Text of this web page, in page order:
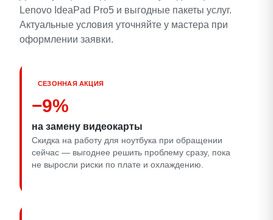
Lenovo IdeaPad Pro5 и выгодные пакеты услуг.
Актуальные условия уточняйте у мастера при
оформлении заявки.
СЕЗОННАЯ АКЦИЯ
−9%
на замену видеокарты
Скидка на работу для ноутбука при обращении
сейчас — выгоднее решить проблему сразу, пока
не выросли риски по плате и охлаждению.